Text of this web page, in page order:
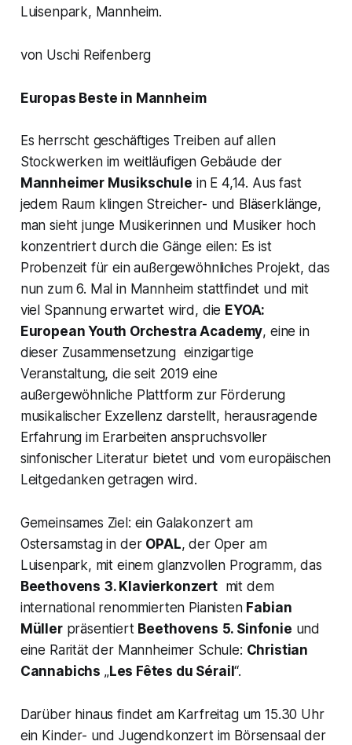
Luisenpark, Mannheim.
von Uschi Reifenberg
Europas Beste in Mannheim
Es herrscht geschäftiges Treiben auf allen
Stockwerken im weitläufigen Gebäude der
Mannheimer Musikschule in E 4,14. Aus fast
jedem Raum klingen Streicher- und Bläserklänge,
man sieht junge Musikerinnen und Musiker hoch
konzentriert durch die Gänge eilen: Es ist
Probenzeit für ein außergewöhnliches Projekt, das
nun zum 6. Mal in Mannheim stattfindet und mit
viel Spannung erwartet wird, die EYOA:
European Youth Orchestra Academy, eine in
dieser Zusammensetzung einzigartige
Veranstaltung, die seit 2019 eine
außergewöhnliche Plattform zur Förderung
musikalischer Exzellenz darstellt, herausragende
Erfahrung im Erarbeiten anspruchsvoller
sinfonischer Literatur bietet und vom europäischen
Leitgedanken getragen wird.
Gemeinsames Ziel: ein Galakonzert am
Ostersamstag in der OPAL, der Oper am
Luisenpark, mit einem glanzvollen Programm, das
Beethovens 3. Klavierkonzertmit dem
international renommierten Pianisten Fabian
Müllerpräsentiert Beethovens 5. Sinfonie und
eine Rarität der Mannheimer Schule: Christian
Cannabichs „Les Fêtes du Sérail“.
Darüber hinaus findet am Karfreitag um 15.30 Uhr
ein Kinder- und Jugendkonzert im Börsensaal der